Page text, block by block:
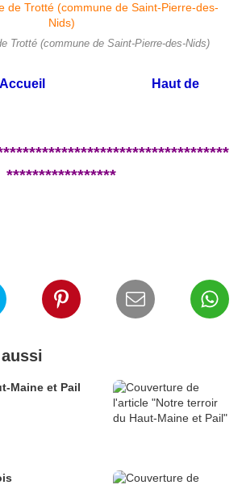
Trotté (commune de Saint-Pierre-des-Nids)
Accueil
Haut de
*****************
Maine et Pail